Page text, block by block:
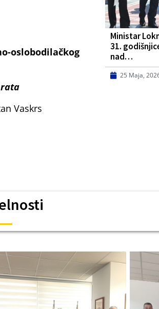
oslobodilačkog
Vaskrs
Ministar
31.
nad…
25 Maja,